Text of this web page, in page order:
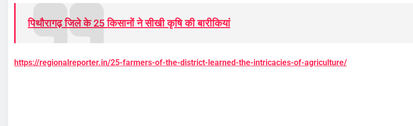
पिथौरागढ़ जिले के 25 किसानों ने सीखी कृषि की बारीकियां
https://regionalreporter.in/25-farmers-of-the-district-learned-the-intricacies-of-agriculture/